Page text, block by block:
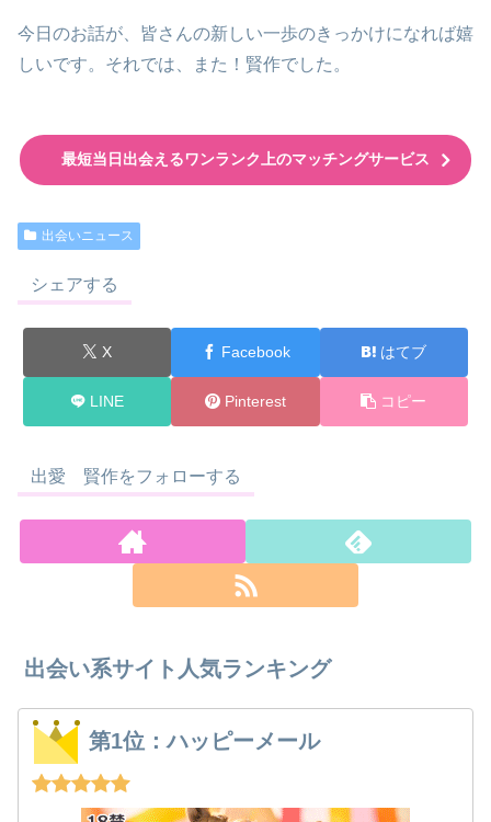
今日のお話が、皆さんの新しい一歩のきっかけになれば嬉
しいです。それでは、また！賢作でした。
最短当日出会えるワンランク上のマッチングサービス
出会いニュース
シェアする
X Facebook はてブ
LINE Pinterest コピー
出愛 賢作をフォローする
出会い系サイト人気ランキング
第1位：ハッピーメール